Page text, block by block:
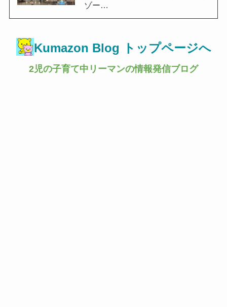
ゾー…
Kumazon Blog トップページへ
2児の子育て中リーマンの情報発信ブログ